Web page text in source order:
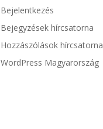
Bejelentkezés
Bejegyzések hírcsatorna
Hozzászólások hírcsatorna
WordPress Magyarország